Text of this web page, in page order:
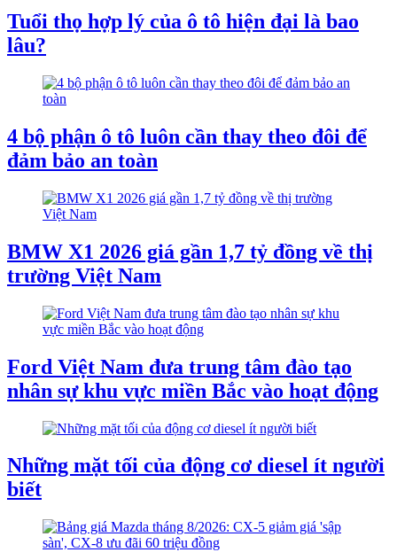
Tuổi thọ hợp lý của ô tô hiện đại là bao
lâu?
4 bộ phận ô tô luôn cần thay theo đôi để
đảm bảo an toàn
BMW X1 2026 giá gần 1,7 tỷ đồng về thị
trường Việt Nam
Ford Việt Nam đưa trung tâm đào tạo
nhân sự khu vực miền Bắc vào hoạt động
Những mặt tối của động cơ diesel ít người
biết